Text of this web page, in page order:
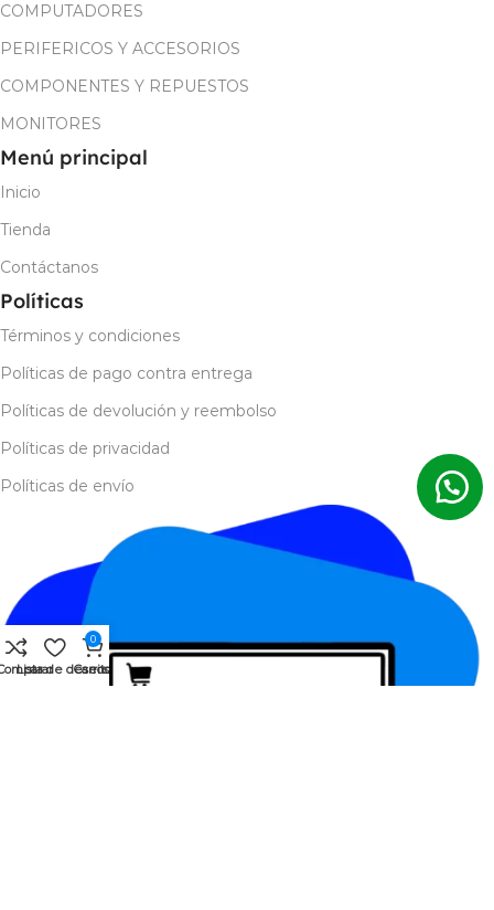
COMPUTADORES
PERIFERICOS Y ACCESORIOS
COMPONENTES Y REPUESTOS
MONITORES
Menú principal
Inicio
Tienda
Contáctanos
Políticas
Términos y condiciones
Políticas de pago contra entrega
Políticas de devolución y reembolso
Políticas de privacidad
Políticas de envío
Lista de deseos
0
Carrito